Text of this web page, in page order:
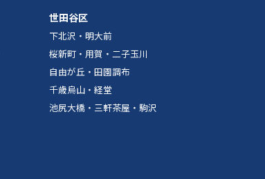
世田谷区
下北沢・明大前
桜新町・用賀・二子玉川
自由が丘・田園調布
千歳烏山・経堂
池尻大橋・三軒茶屋・駒沢